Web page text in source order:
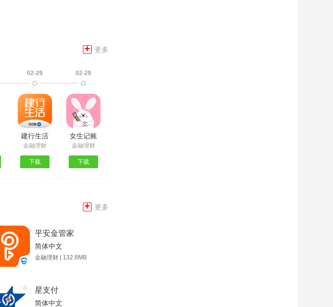
+ 更多
02-29
建行生活
金融理财
下载
02-29
女生记账
金融理财
下载
+ 更多
平安金管家
简体中文
金融理财 | 132.8MB
星支付
简体中文